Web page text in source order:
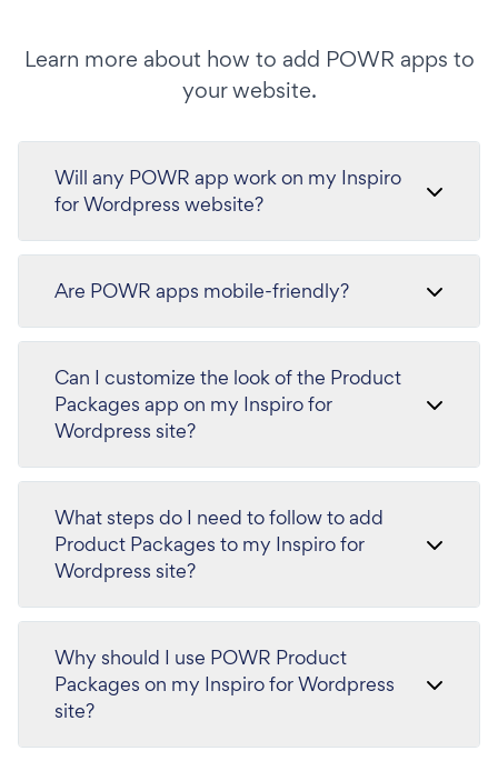
Learn more about how to add POWR apps to
your website.
Will any POWR app work on my Inspiro
for Wordpress website?
Are POWR apps mobile-friendly?
Can I customize the look of the Product
Packages app on my Inspiro for
Wordpress site?
What steps do I need to follow to add
Product Packages to my Inspiro for
Wordpress site?
Why should I use POWR Product
Packages on my Inspiro for Wordpress
site?